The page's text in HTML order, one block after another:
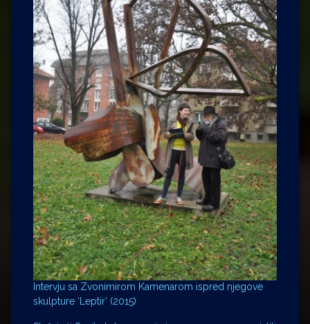
Intervju sa Zvonimirom Kamenarom ispred njegove
skulpture ‘Leptir’ (2015)